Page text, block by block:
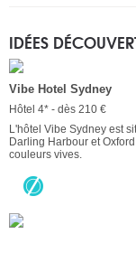
IDÉES
Vibe Hotel Sydney
Hôtel 4* - dès 210 €
L'hôtel Vibe Sydney est
Darling Harbour et
couleurs vives.